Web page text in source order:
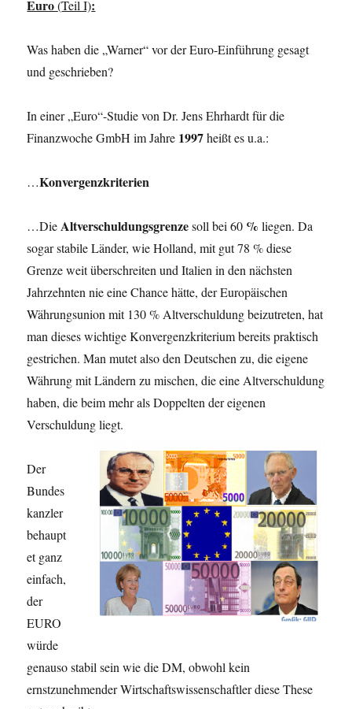
Euro(Teil I):
Was haben die „Warner“ vor der Euro-Einführung gesagt
und geschrieben?
In einer „Euro“-Studie von Dr. Jens Ehrhardt für die
Finanzwoche GmbH im Jahre 1997heißt es u.a.:
…Konvergenzkriterien
…Die Altverschuldungs­grenzesoll bei 60 % liegen. Da
sogar stabile Länder, wie Holland, mit gut 78 % diese
Grenze weit überschreiten und Italien in den nächsten
Jahrzehnten nie eine Chance hätte, der Europäischen
Währungs­union mit 130 % Altverschuldung beizutreten, hat
man dieses wichtige Konvergenzkriterium bereits praktisch
gestrichen. Man mutet also den Deutschen zu, die eigene
Währung mit Ländern zu mischen, die eine Altverschuldung
haben, die beim mehr als Doppelten der eigenen
Verschuldung liegt.
Der
Bundes
kanzler
behaupt
et ganz
einfach,
der
EURO
würde
genauso stabil sein wie die DM, obwohl kein
ernstzunehmender Wirtschaftswissenschaftler diese These